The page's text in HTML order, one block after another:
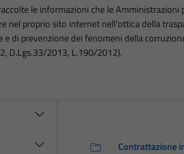
le informazioni che le Amministrazioni
nel proprio sito internet nell’ottica della
e di prevenzione dei fenomeni della
D.Lgs.33/2013, L.190/2012).
Contrattazione